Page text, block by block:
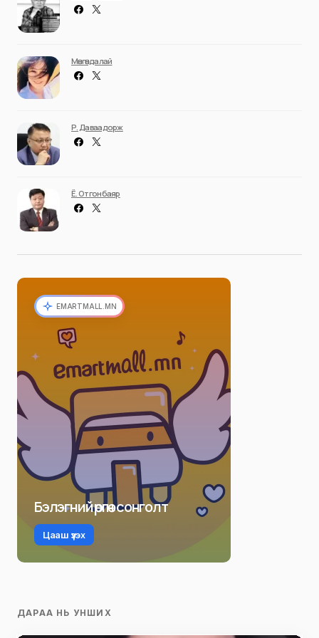
Мөнгөндалай
Р. Даваадорж
Ё. Отгонбаяр
EMARTMALL.MN
Бэлэгний өргөн сонголт
Цааш үзэх
ДАРАА НЬ УНШИХ